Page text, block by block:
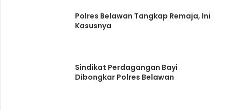
Polres Belawan Tangkap Remaja, Ini
Kasusnya
Sindikat Perdagangan Bayi
Dibongkar Polres Belawan